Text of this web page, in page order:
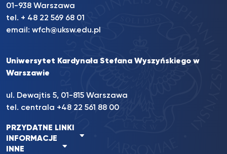
01-938 Warszawa
tel. + 48 22 569 68 01
email: wfch@uksw.edu.pl
Uniwersytet Kardynała Stefana Wyszyńskiego w
Warszawie
ul. Dewajtis 5, 01-815 Warszawa
tel. centrala +48 22 561 88 00
PRZYDATNE LINKI
INFORMACJE
INNE